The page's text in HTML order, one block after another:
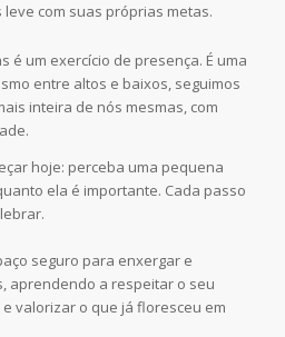
leve com suas próprias metas.
é um exercício de presença. É uma
entre altos e baixos, seguimos
inteira de nós mesmas, com
hoje: perceba uma pequena
ela é importante. Cada passo
seguro para enxergar e
aprendendo a respeitar o seu
valorizar o que já floresceu em